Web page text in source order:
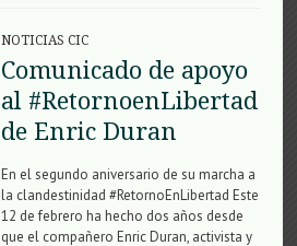
NOTICIAS CIC
Comunicado de apoyo
al #RetornoenLibertad
de Enric Duran
En el segundo aniversario de su marcha a
la clandestinidad #RetornoEnLibertad Este
12 de febrero ha hecho dos años desde
que el compañero Enric Duran, activista y